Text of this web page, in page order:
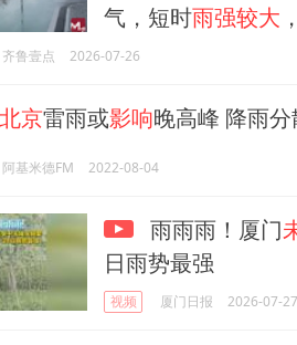
气，短时雨强较大
齐鲁壹点 2026-07-26
京雷雨或影响晚高峰 降雨分
阿基米德FM 2022-08-04
雨雨雨！厦门
日雨势最强
视频 厦门日报 2026-07-27